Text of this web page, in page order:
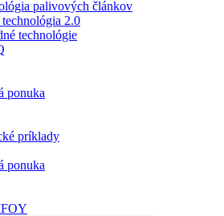
palivových článkov
2.0
technológie
ponuka
príklady
ponuka